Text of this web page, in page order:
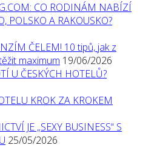
CO RODINÁM NABÍZÍ
POLSKO A RAKOUSKO?
ČELEM! 10 tipů, jak z
maximum 19/06/2026
U ČESKÝCH HOTELŮ?
KROK ZA KROKEM
JE „SEXY BUSINESS“ S
25/05/2026